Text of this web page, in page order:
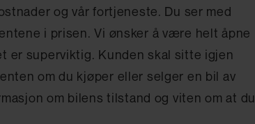
og vår fortjeneste. Du ser med
i prisen. Vi ønsker å være helt åpne
er superviktig. Kunden skal sitte igjen
om du kjøper eller selger en bil av
om bilens tilstand og viten om at du